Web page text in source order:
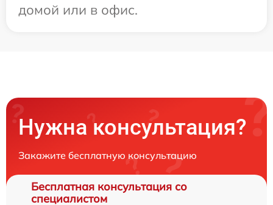
домой или в офис.
Нужна консультация?
Закажите бесплатную консультацию
Бесплатная консультация со
специалистом